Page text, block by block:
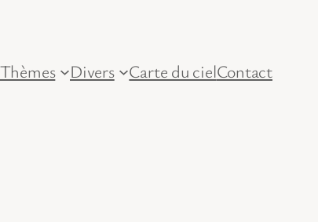
Thèmes Divers Carte du cielContact